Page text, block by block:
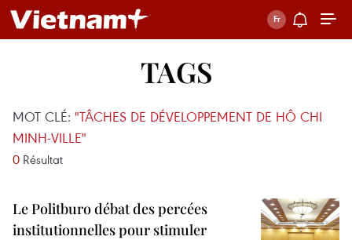
TAGS
MOT CLÉ: "TÂCHES DE DÉVELOPPEMENT DE HÔ CHI
MINH-VILLE"
0 Résultat
Le Politburo débat des percées
institutionnelles pour stimuler